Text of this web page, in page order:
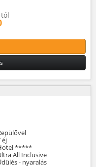
éj
*****
All Inclusive
- nyaralás